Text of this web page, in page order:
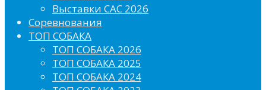
Выставки САС 2026
Соревнования
ТОП СОБАКА
ТОП СОБАКА 2026
ТОП СОБАКА 2025
ТОП СОБАКА 2024